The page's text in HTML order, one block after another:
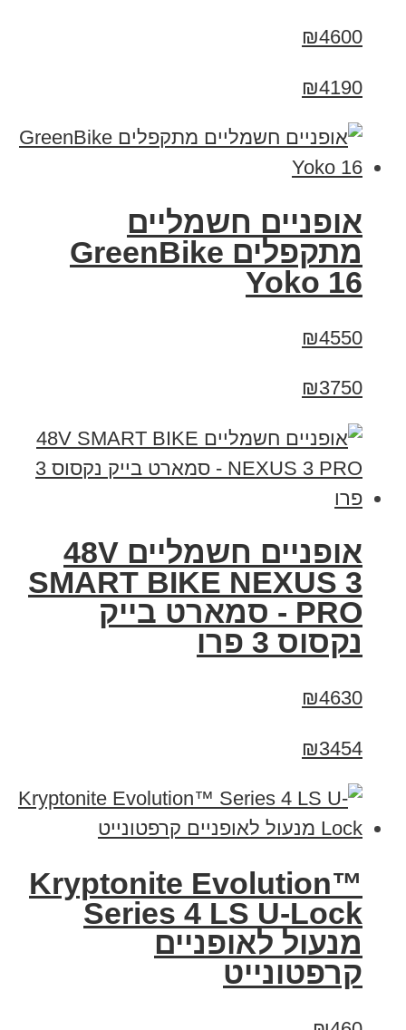
₪4600
₪4190
‏אופניים חשמליים
‏מתקפלים GreenBike
Yoko 16
₪4550
₪3750
אופניים חשמליים 48V
SMART BIKE NEXUS 3
PRO - סמארט בייק
נקסוס 3 פרו
₪4630
₪3454
Kryptonite Evolution™
Series 4 LS U-Lock
מנעול לאופניים
קרפטונייט